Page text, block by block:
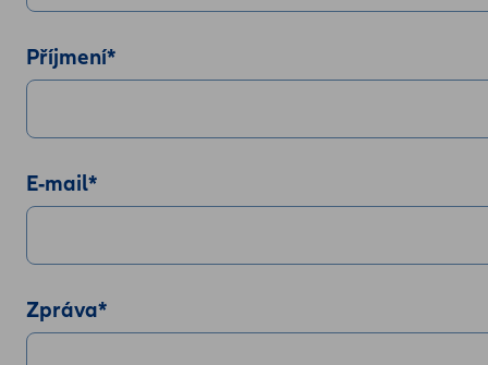
Příjmení*
E-mail*
Zpráva*